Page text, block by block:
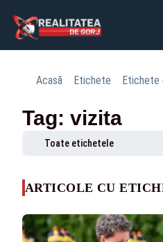
Acasă Etichete Etichete
Tag: vizita
Toate etichetele
ARTICOLE CU